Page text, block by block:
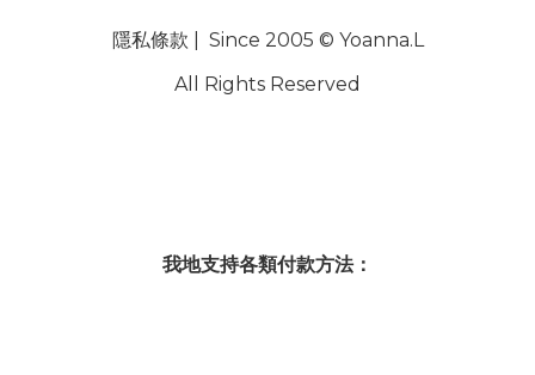
隱私條款 | Since 2005 © Yoanna.L
All Rights Reserved
我地支持各類付款方法：